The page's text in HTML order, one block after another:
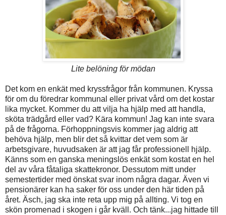
Lite belöning för mödan
Det kom en enkät med kryssfrågor från kommunen. Kryssa
för om du föredrar kommunal eller privat vård om det kostar
lika mycket. Kommer du att vilja ha hjälp med att handla,
sköta trädgård eller vad? Kära kommun! Jag kan inte svara
på de frågorna. Förhoppningsvis kommer jag aldrig att
behöva hjälp, men blir det så kvittar det vem som är
arbetsgivare, huvudsaken är att jag får professionell hjälp.
Känns som en ganska meningslös enkät som kostat en hel
del av våra fåtaliga skattekronor. Dessutom mitt under
semestertider med önskat svar inom några dagar. Även vi
pensionärer kan ha saker för oss under den här tiden på
året. Äsch, jag ska inte reta upp mig på allting. Vi tog en
skön promenad i skogen i går kväll. Och tänk...jag hittade till